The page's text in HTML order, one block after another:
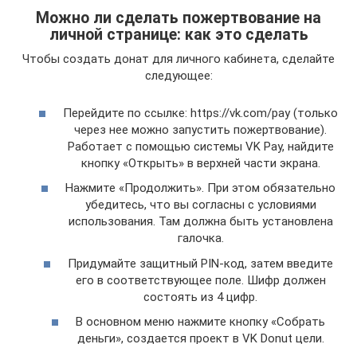
Можно ли сделать пожертвование на
личной странице: как это сделать
Чтобы создать донат для личного кабинета, сделайте
следующее:
Перейдите по ссылке: https://vk.com/pay (только
через нее можно запустить пожертвование).
Работает с помощью системы VK Pay, найдите
кнопку «Открыть» в верхней части экрана.
Нажмите «Продолжить». При этом обязательно
убедитесь, что вы согласны с условиями
использования. Там должна быть установлена
галочка.
Придумайте защитный PIN-код, затем введите
его в соответствующее поле. Шифр должен
состоять из 4 цифр.
В основном меню нажмите кнопку «Собрать
деньги», создается проект в VK Donut цели.